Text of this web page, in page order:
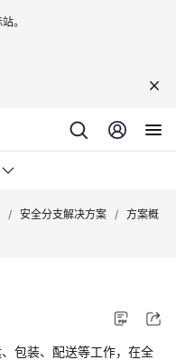
。
/ 安全分支解决方案 / 方案概
包装、配送等工作，在全